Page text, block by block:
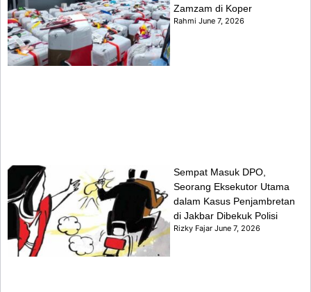
Zamzam di Koper
RahmiJune 7, 2026
Sempat Masuk DPO,
Seorang Eksekutor Utama
dalam Kasus Penjambretan
di Jakbar Dibekuk Polisi
Rizky FajarJune 7, 2026